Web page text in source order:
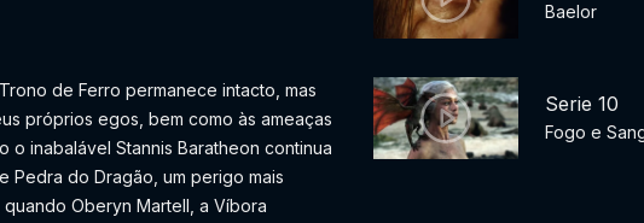
de Ferro permanece intacto, mas
próprios egos, bem como às ameaças
o inabalável Stannis Baratheon continua
Pedra do Dragão, um perigo mais
Oberyn Martell, a Víbora
Baelor
Serie 10
Fogo e